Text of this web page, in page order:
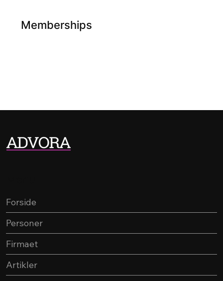
Memberships
Artikler
Firmaet
Personer
Forside